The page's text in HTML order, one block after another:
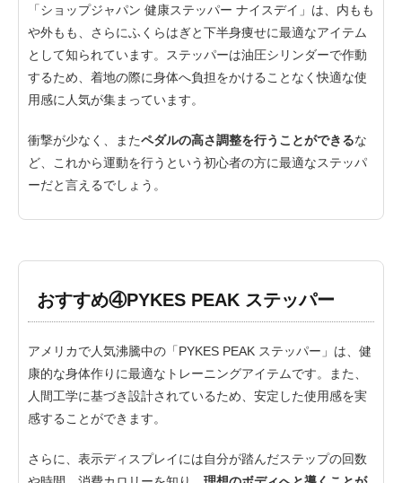
「ショップジャパン 健康ステッパー ナイスデイ」は、内もも
や外もも、さらにふくらはぎと下半身痩せに最適なアイテム
として知られています。ステッパーは油圧シリンダーで作動
するため、着地の際に身体へ負担をかけることなく快適な使
用感に人気が集まっています。
衝撃が少なく、またペダルの高さ調整を行うことができるな
ど、これから運動を行うという初心者の方に最適なステッパ
ーだと言えるでしょう。
おすすめ④PYKES PEAK ステッパー
アメリカで人気沸騰中の「PYKES PEAK ステッパー」は、健
康的な身体作りに最適なトレーニングアイテムです。また、
人間工学に基づき設計されているため、安定した使用感を実
感することができます。
さらに、表示ディスプレイには自分が踏んだステップの回数